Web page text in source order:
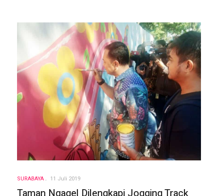
SURABAYA 11 Juli 2019